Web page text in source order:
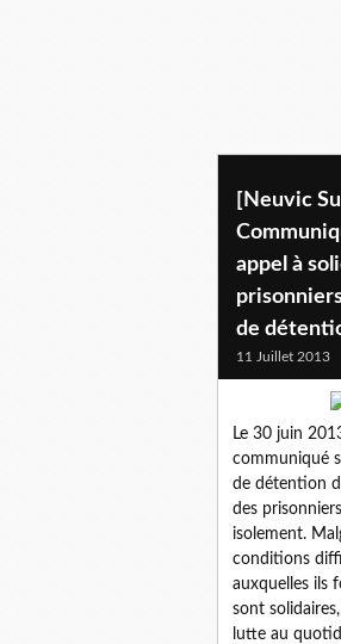
autres
[Neuvic
appel à
de
11 Juillet 2013
Le 30 juin
communiqué
de détention
des
isolement.
conditions
auxquelles ils
sont
lutte au